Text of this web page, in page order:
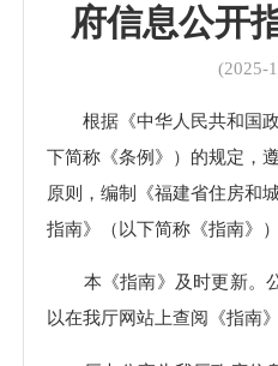
府信息公开
(2025-
根据《中华人民共和国政
下简称《条例》）的规定，
原则，编制《福建省住房和
指南》（以下简称《指南》）
本《指南》及时更新。
以在我厅网站上查阅《指南》